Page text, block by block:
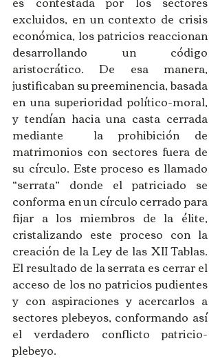
excluidos, en un contexto de crisis
económica, los patricios reaccionan
desarrollando un código
aristocrático. De esa manera,
justificaban su preeminencia, basada
en una superioridad político-moral,
y tendían hacia una casta cerrada
mediante  la prohibición de
matrimonios con sectores fuera de
su círculo. Este proceso es llamado
“serrata” donde el patriciado se
conforma en un círculo cerrado para
fijar a los miembros de la élite,
cristalizando este proceso con la
creación de la Ley de las XII Tablas.
El resultado de la serrata es cerrar el
acceso de los no patricios pudientes
y con aspiraciones y acercarlos a
sectores plebeyos, conformando así
el verdadero conflicto patricio-
plebeyo.